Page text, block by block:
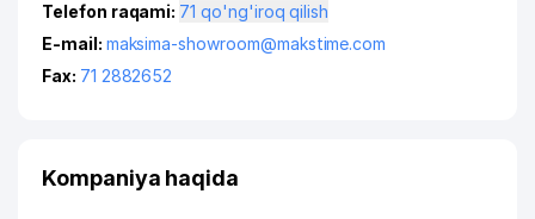
Telefon raqami:
71 qo'ng'iroq qilish
E-mail: maksima-showroom@makstime.com
Fax: 71 2882652
Kompaniya haqida